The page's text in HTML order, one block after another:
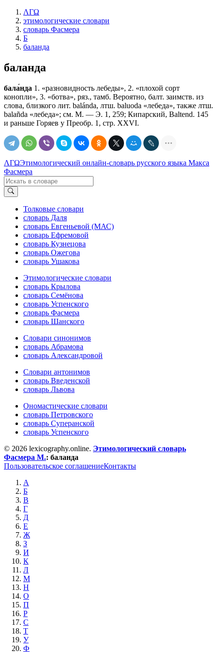
ΛΓΩ
этимологические словари
словарь Фасмера
Б
баланда
баланда
бала́нда 1. «разновидность лебеды», 2. «плохой сорт
конопли», 3. «ботва», ряз., тамб. Вероятно, балт. заимств. из
слова, близкого лит. balánda, лтш. baluoda «лебеда», также лтш.
balañda «лебеда»; см. М. — Э. 1, 259; Кипарский, Baltend. 145
и раньше Горяев у Преобр. 1, стр. XXVI.
ΛΓΩЭтимологический онлайн-словарь русского языка Макса
Фасмера
Толковые словари
словарь Даля
словарь Евгеньевой (МАС)
словарь Ефремовой
словарь Кузнецова
словарь Ожегова
словарь Ушакова
Этимологические словари
словарь Крылова
словарь Семёнова
словарь Успенского
словарь Фасмера
словарь Шанского
Словари синонимов
словарь Абрамова
словарь Александровой
Словари антонимов
словарь Введенской
словарь Львова
Ономастические словари
словарь Петровского
словарь Суперанской
словарь Успенского
© 2026 lexicography.online. Этимологический словарь
Фасмера М.: баланда
Пользовательское соглашениеКонтакты
А
Б
В
Г
Д
Е
Ж
З
И
К
Л
М
Н
О
П
Р
С
Т
У
Ф